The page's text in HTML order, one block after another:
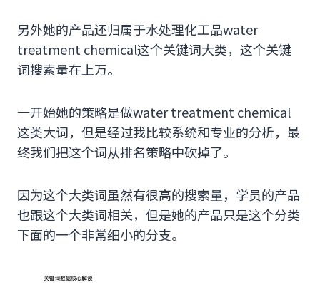
另外她的产品还归属于水处理化工品water
treatment chemical这个关键词大类，这个关键
词搜索量在上万。
一开始她的策略是做water treatment chemical
这类大词，但是经过我比较系统和专业的分析，最
终我们把这个词从排名策略中砍掉了。
因为这个大类词虽然有很高的搜索量，学员的产品
也跟这个大类词相关，但是她的产品只是这个分类
下面的一个非常细小的分支。